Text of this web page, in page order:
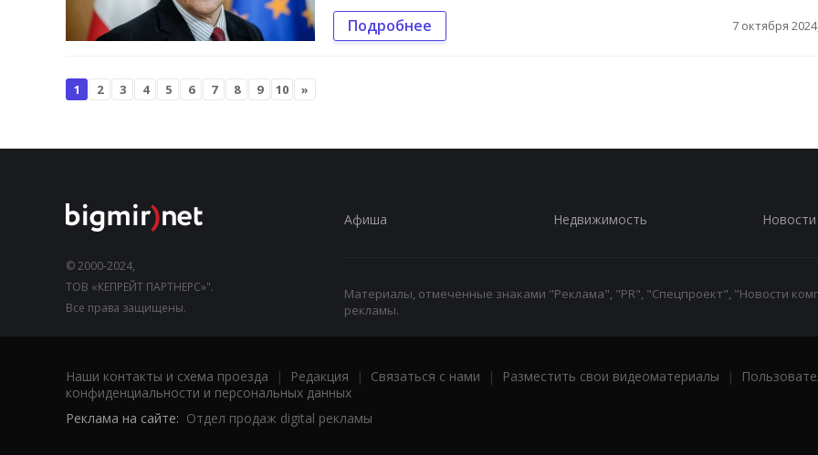
Подробнее 7 октября
1 2 3 4 5 6 7 8 9 10 »
© 2000-2024,
ТОВ «КЕПРЕЙТ ПАРТНЕРС»".
Все права защищены.
Афиша Недвижимость Новости
Материалы, отмеченные знаками "Реклама", "PR", "Спецпроект", "Новости
рекламы.
Наши контакты и схема проезда | Редакция | Связаться с нами | Разместить свои видеоматериалы |
конфиденциальности и персональных данных
Реклама на сайте: Отдел продаж digital рекламы